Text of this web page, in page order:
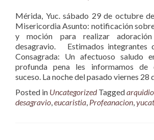
Mérida, Yuc. sábado 29 de octubre
Misericordia Asunto: notificación
y moción para realizar
desagravio. Estimados integrantes
Consagrada: Un afectuoso saludo
profunda pena les informamos de
suceso. La noche del pasado viernes 28
Posted in Uncategorized Tagged
desagravio,eucaristia, Profeanacion,